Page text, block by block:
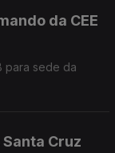
da CEE
para sede da
Cruz